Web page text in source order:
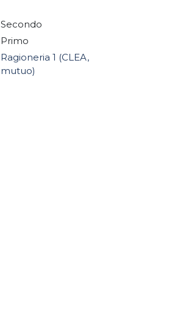
Secondo
Primo
Ragioneria 1 (CLEA,
mutuo)